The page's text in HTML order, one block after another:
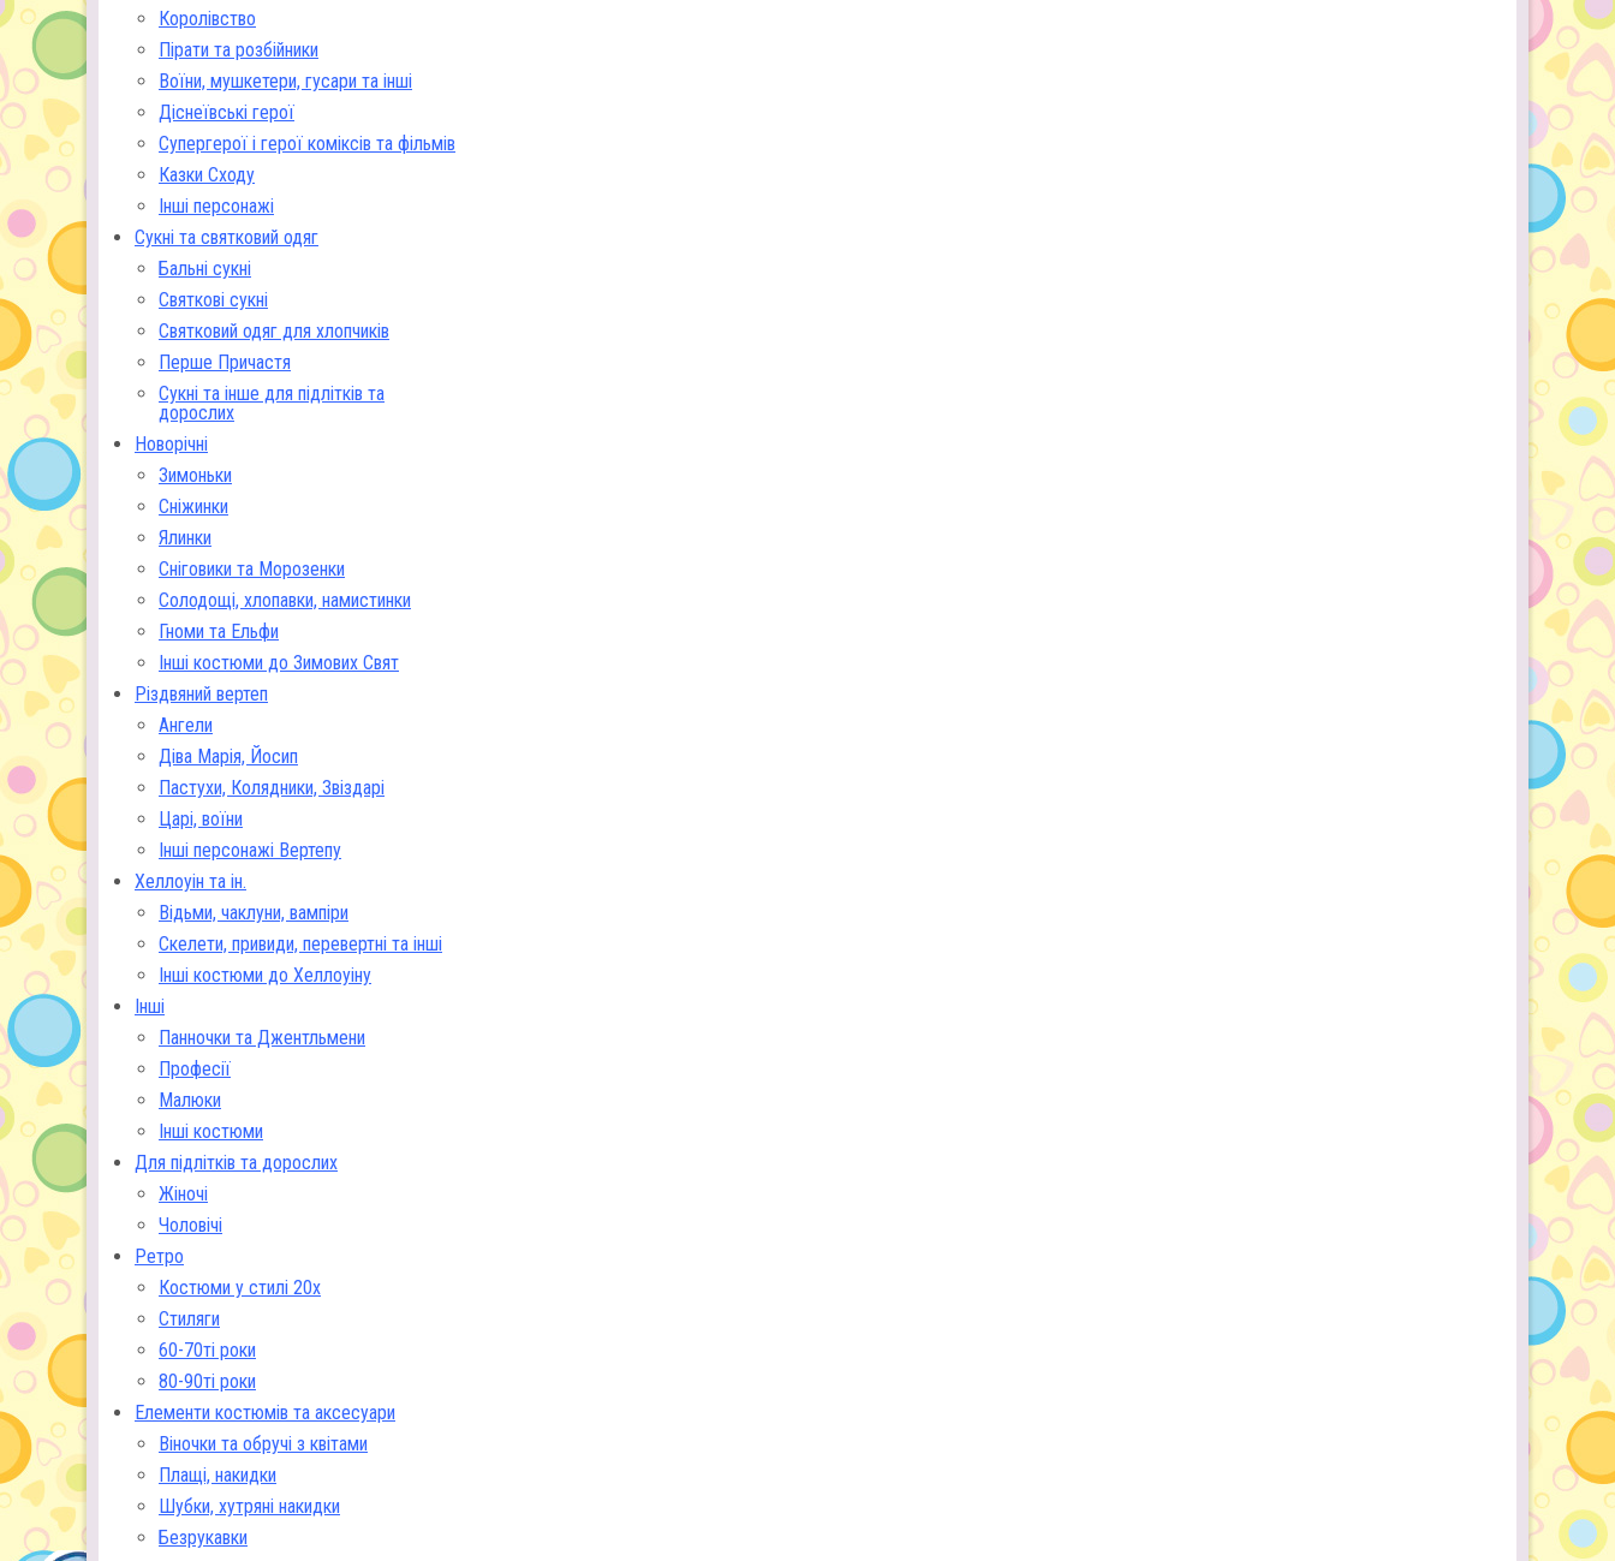
Королівство
Пірати та розбійники
Воїни, мушкетери, гусари та інші
Діснеївські герої
Супергерої і герої коміксів та фільмів
Казки Сходу
Інші персонажі
Сукні та святковий одяг
Бальні сукні
Святкові сукні
Святковий одяг для хлопчиків
Перше Причастя
Сукні та інше для підлітків та
дорослих
Новорічні
Зимоньки
Сніжинки
Ялинки
Сніговики та Морозенки
Солодощі, хлопавки, намистинки
Гноми та Ельфи
Інші костюми до Зимових Свят
Різдвяний вертеп
Ангели
Діва Марія, Йосип
Пастухи, Колядники, Звіздарі
Царі, воїни
Інші персонажі Вертепу
Хеллоуін та ін.
Відьми, чаклуни, вампіри
Скелети, привиди, перевертні та інші
Інші костюми до Хеллоуіну
Інші
Панночки та Джентльмени
Професії
Малюки
Інші костюми
Для підлітків та дорослих
Жіночі
Чоловічі
Ретро
Костюми у стилі 20х
Стиляги
60-70ті роки
80-90ті роки
Елементи костюмів та аксесуари
Віночки та обручі з квітами
Плащі, накидки
Шубки, хутряні накидки
Безрукавки